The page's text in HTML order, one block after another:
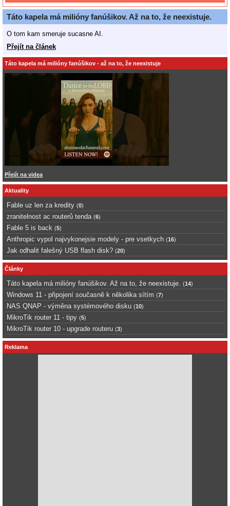
Táto kapela má milióny fanúšikov. Až na to, že neexistuje.
O tom kam smeruje sucasne AI.
Přejít na článek
Táto kapela má milióny fanúšikov - až na to, že neexistuje
Přejít na videa
Aktuality
Fable uz len za kredity (0)
zranitelnost ac routerů tenda (6)
Fable 5 is back (5)
Anthropic vypol najvykonejsie modely - pre vsetkych (16)
Jak odhalit falešný USB flash disk? (20)
Články
Táto kapela má milióny fanúšikov. Až na to, že neexistuje. (14)
Windows 11 - připojení současně k několika sítím (7)
NAS QNAP - výměna systémového disku (10)
MikroTik router 11 - tipy (5)
MikroTik router 10 - upgrade routeru (3)
Reklama